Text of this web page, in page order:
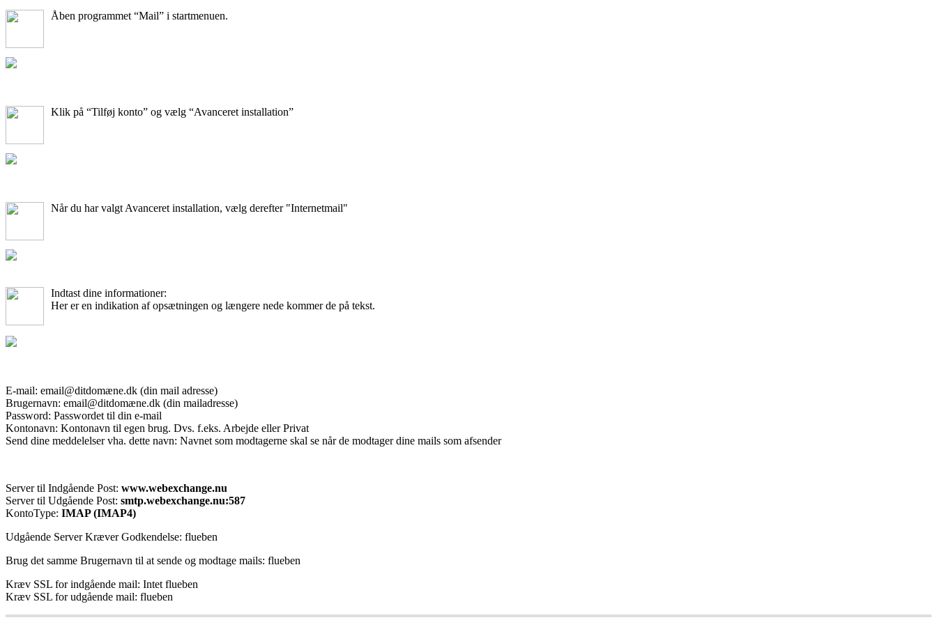
Åben programmet “Mail” i startmenuen.
Klik på “Tilføj konto” og vælg “Avanceret installation”
Når du har valgt Avanceret installation, vælg derefter "Internetmail"
Indtast dine informationer:
Her er en indikation af opsætningen og længere nede kommer de på tekst.
E-mail: email@ditdomæne.dk (din mail adresse)
Brugernavn: email@ditdomæne.dk (din mailadresse)
Password: Passwordet til din e-mail
Kontonavn: Kontonavn til egen brug. Dvs. f.eks. Arbejde eller Privat
Send dine meddelelser vha. dette navn: Navnet som modtagerne skal se når de modtager dine mails som afsender
Server til Indgående Post: www.webexchange.nu
Server til Udgående Post: smtp.webexchange.nu:587
KontoType: IMAP (IMAP4)
Udgående Server Kræver Godkendelse: flueben
Brug det samme Brugernavn til at sende og modtage mails: flueben
Kræv SSL for indgående mail: Intet flueben
Kræv SSL for udgående mail: flueben